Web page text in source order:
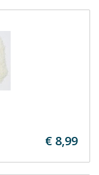
€ 8,99